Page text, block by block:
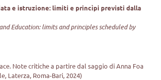
e istruzione: limiti e princìpi previsti dalla
Education: limits and principles scheduled by
Note critiche a partire dal saggio di Anna Foa
Laterza, Roma-Bari, 2024)